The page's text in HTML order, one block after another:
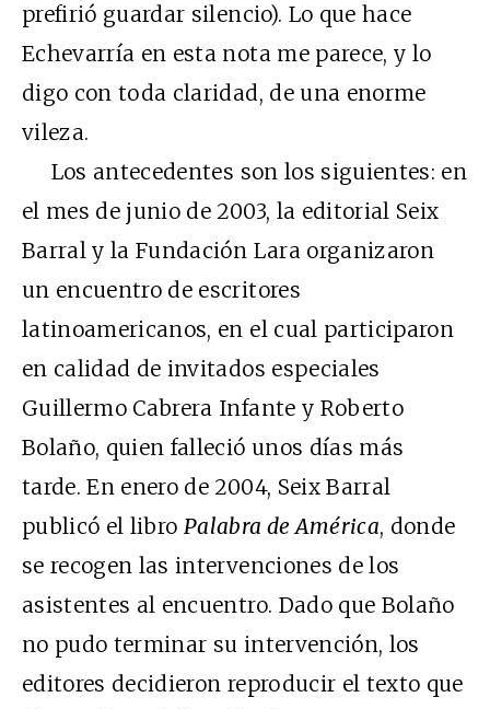
prefirió guardar silencio). Lo que hace
Echevarría en esta nota me parece, y lo
digo con toda claridad, de una enorme
vileza.
Los antecedentes son los siguientes: en
el mes de junio de 2003, la editorial Seix
Barral y la Fundación Lara organizaron
un encuentro de escritores
latinoamericanos, en el cual participaron
en calidad de invitados especiales
Guillermo Cabrera Infante y Roberto
Bolaño, quien falleció unos días más
tarde. En enero de 2004, Seix Barral
publicó el libro Palabra de América, donde
se recogen las intervenciones de los
asistentes al encuentro. Dado que Bolaño
no pudo terminar su intervención, los
editores decidieron reproducir el texto que